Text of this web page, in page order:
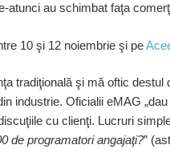
atunci au schimbat faţa
10 şi 12 noiembrie şi pe
tradiţională şi mă oftic
industrie. Oficialii eMAG
cu clienţi. Lucruri
de programatori angajaţi?”